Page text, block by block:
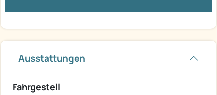
Ausstattungen
Fahrgestell